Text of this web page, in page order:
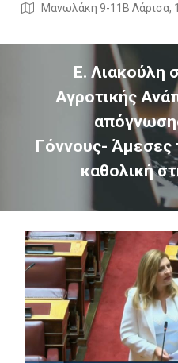
Μανωλάκη 9-11Β Λάρισα,
Ε. Λιακούλη
Αγροτικής
Γόννους- Άμεσες
καθολική